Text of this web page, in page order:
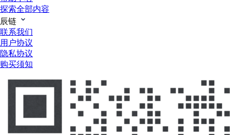
探索全部内容
辰链
联系我们
用户协议
隐私协议
购买须知